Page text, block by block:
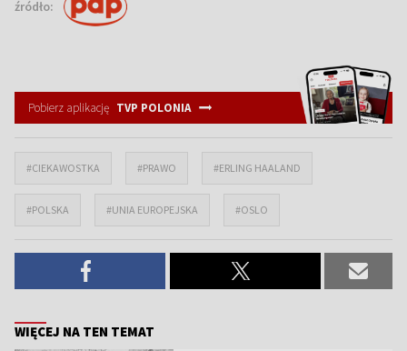
źródło:
Pobierz aplikację TVP POLONIA
#CIEKAWOSTKA #PRAWO #ERLING HAALAND
#POLSKA #UNIA EUROPEJSKA #OSLO
WIĘCEJ NA TEN TEMAT